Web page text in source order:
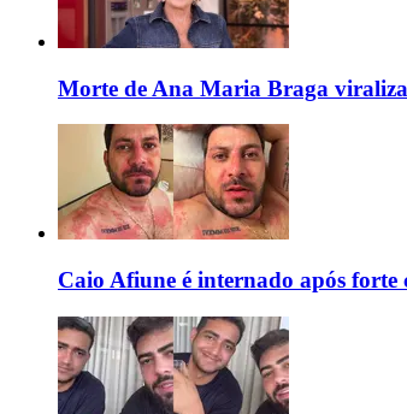
Morte de Ana Maria Braga viraliza
Caio Afiune é internado após forte